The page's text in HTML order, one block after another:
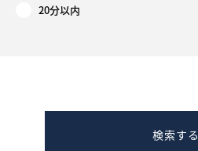
20分以内
検索する